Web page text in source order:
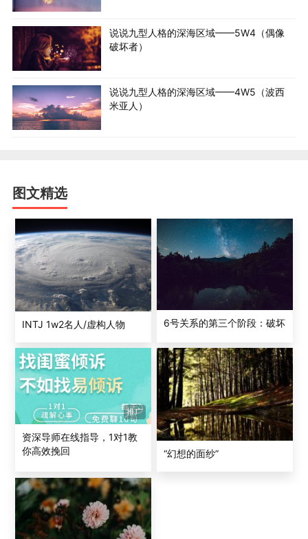
总是羞愧，羞愧难当。那无边的愧疚，其实并不能让4号真
正“做自己”！
四号的不完美情结
我不够好
我不圆满
自惭形秽
不完美，别人什么都好。
裴宇晶博士：每一个4号深层都在愧疚——不完美，不圆
满！
四号学员:不完美，毋宁死。
裴宇晶博士：宁为玉碎，不为瓦全。
四号学员:不健康的时候就是这个鬼样子。
裴宇晶博士：越不健康越想羞愧，然后“反模式”启动。就是
用自我放纵、自怜等方式来抵抗那个全天候的“羞愧”，自责
太多，难以承受，最终只能放浪不羁。或者让自己生病，
谁会不原谅一个病病殃殃的可怜人？其实不是别人放不下
愧”。
四号学员:一直都没有放过自己，一直在要求自己，用自怜
说说九型人格的深海区域——5W4（偶像
破坏者）
说说九型人格的深海区域——4W5（波西
米亚人）
图文精选
INTJ 1w2名人/虚构人物 6号关系的第三个阶段：破坏
推广
资深导师在线指导，1对1教
你高效挽回
“幻想的面纱”